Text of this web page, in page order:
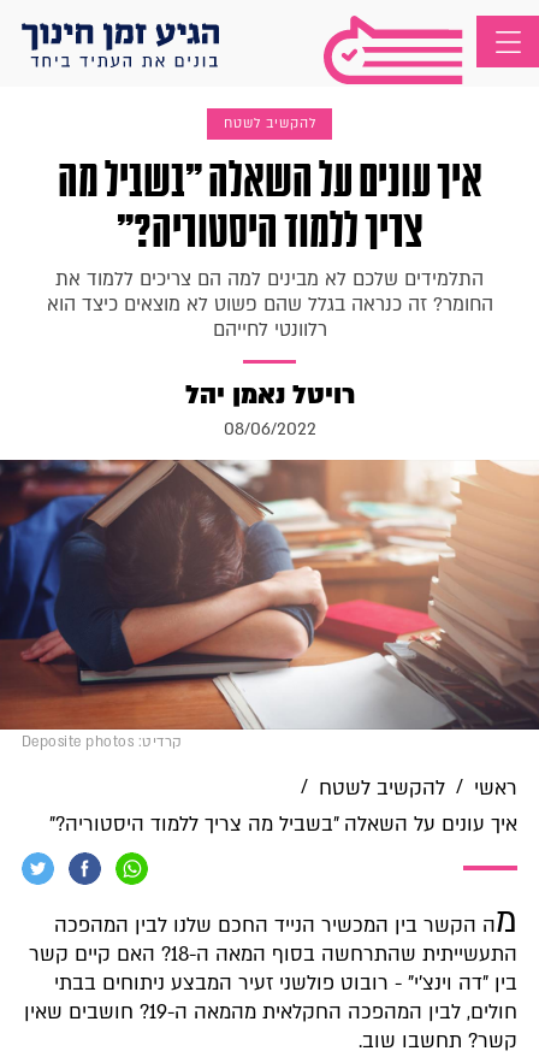
להקשיב לשטח
איך עונים על השאלה "בשביל מה
צריך ללמוד היסטוריה?"
התלמידים שלכם לא מבינים למה הם צריכים ללמוד את
החומר? זה כנראה בגלל שהם פשוט לא מוצאים כיצד הוא
רלוונטי לחייהם
רויטל נאמן יהל
08/06/2022
קרדיט: Deposite photos
ראשי / להקשיב לשטח /
איך עונים על השאלה "בשביל מה צריך ללמוד היסטוריה?"
מה הקשר בין המכשיר הנייד החכם שלנו לבין המהפכה
התעשייתית שהתרחשה בסוף המאה ה-18? האם קיים קשר
בין "דה וינצ'י" - רובוט פולשני זעיר המבצע ניתוחים בבתי
חולים, לבין המהפכה החקלאית מהמאה ה-19? חושבים שאין
קשר? תחשבו שוב.